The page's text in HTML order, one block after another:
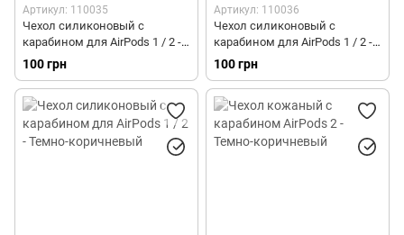
Артикул: 110035
Чехол силиконовый с
карабином для AirPods 1 / 2 -
Фиолетовый
100 грн
Артикул: 110036
Чехол силиконовый с
карабином для AirPods 1 / 2 -
Светло-фиолетовый
100 грн